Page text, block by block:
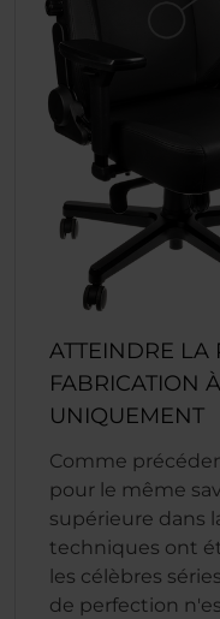
ATTEINDRE LA
FABRICATION
UNIQUEMENT
Comme
pour le même
supérieure dans
techniques ont
les célèbres
de perfection